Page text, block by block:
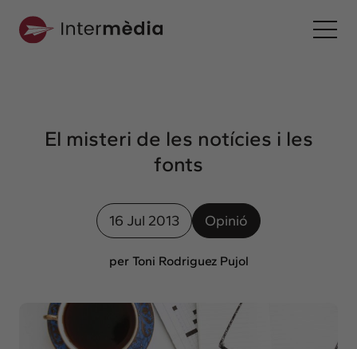
Interconnexió
Interacció
Intermèdia
Interrelació
Clients
El misteri de les notícies i les
fonts
16 Jul 2013 Opinió
per Toni Rodriguez Pujol